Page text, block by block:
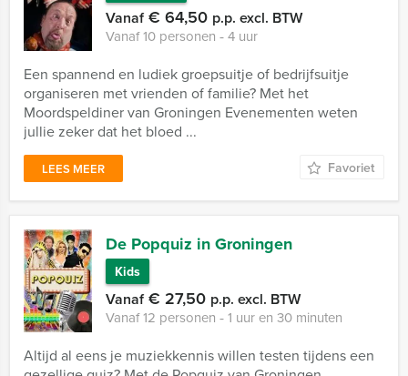
Vanaf€ 64,50 p.p. excl. BTW
Vanaf 10 personen ‐ 4 uur
Een spannend en ludiek groepsuitje of bedrijfsuitje
organiseren met vrienden of familie? Met het
Moordspeldiner van Groningen Evenementen weten
jullie zeker dat het bloed ...
LEES MEER Favoriet
De Popquiz in Groningen
Kids
Vanaf€ 27,50 p.p. excl. BTW
Vanaf 12 personen ‐ 1 uur en 30 minuten
Altijd al eens je muziekkennis willen testen tijdens een